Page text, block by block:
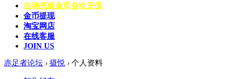
自动充值金币自动充值
金币提现
淘宝网店
在线客服
JOIN US
赤足者论坛 › 摄悦 › 个人资料